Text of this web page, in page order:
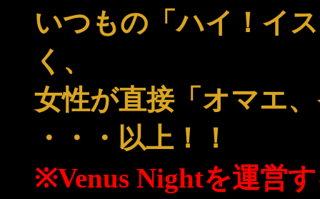
いつもの「ハイ！イ
く、
女性が直接「オマエ
・・・以上！！
※Venus Nightを運営